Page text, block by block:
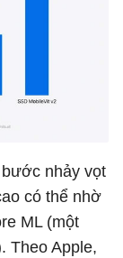
nhảy vọt
có thể nhờ
ML (một
Theo Apple,